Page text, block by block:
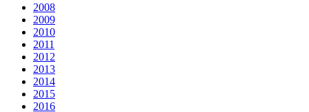
2008
2009
2010
2011
2012
2013
2014
2015
2016